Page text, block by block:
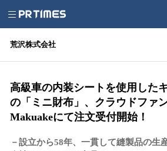
荒沢株式会社
高級車の内装シートを使用した
の「ミニ財布」、クラウドファ
Makuakeにて注文受付開始！
－設立から58年、一貫して縫製品の生